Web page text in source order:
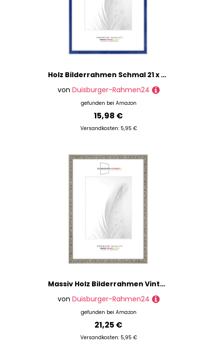
Holz Bilderrahmen Schmal 21 x 30 cm in Dunkel-Königsblau Hochglanz | inkl. bruchsicherer Anti-Reflex Kunstglasscheibe | Rahmen für Poster | Puzzle | Foto collage DR118
von Duisburger-Rahmen24
gefunden bei Amazon
15,98 €
Versandkosten: 5,95 €
Massiv Holz Bilderrahmen Vintage Retro 21 x 30 cm in Alt-Silber Barock | inkl. bruchsicherer Anti-Reflex Kunstglasscheibe | Rahmen für Poster | Puzzle | Foto collage DR110
von Duisburger-Rahmen24
gefunden bei Amazon
21,25 €
Versandkosten: 5,95 €